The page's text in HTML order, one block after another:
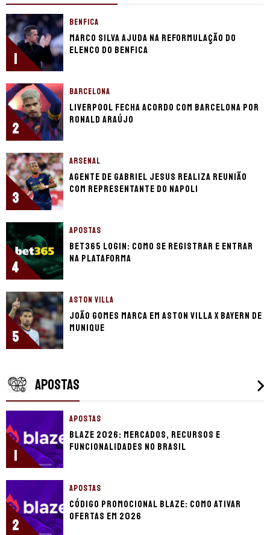
1
BENFICA
Marco Silva ajuda na reformulação do
elenco do Benfica
2
BARCELONA
Liverpool fecha acordo com Barcelona por
Ronald Araújo
3
ARSENAL
Agente de Gabriel Jesus realiza reunião
com representante do Napoli
4
APOSTAS
bet365 login: como se registrar e entrar
na plataforma
5
ASTON VILLA
João Gomes marca em Aston Villa x Bayern de
Munique
APOSTAS
1
APOSTAS
Blaze 2026: mercados, recursos e
funcionalidades no Brasil
2
APOSTAS
Código promocional Blaze: como ativar
ofertas em 2026